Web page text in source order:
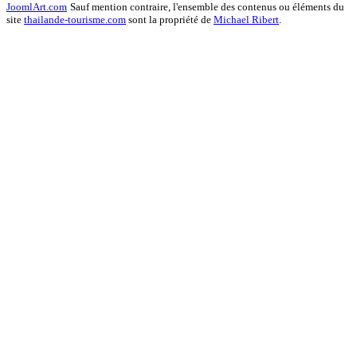
JoomlArt.com Sauf mention contraire, l'ensemble des contenus ou éléments du
site thailande-tourisme.com sont la propriété de Michael Ribert.